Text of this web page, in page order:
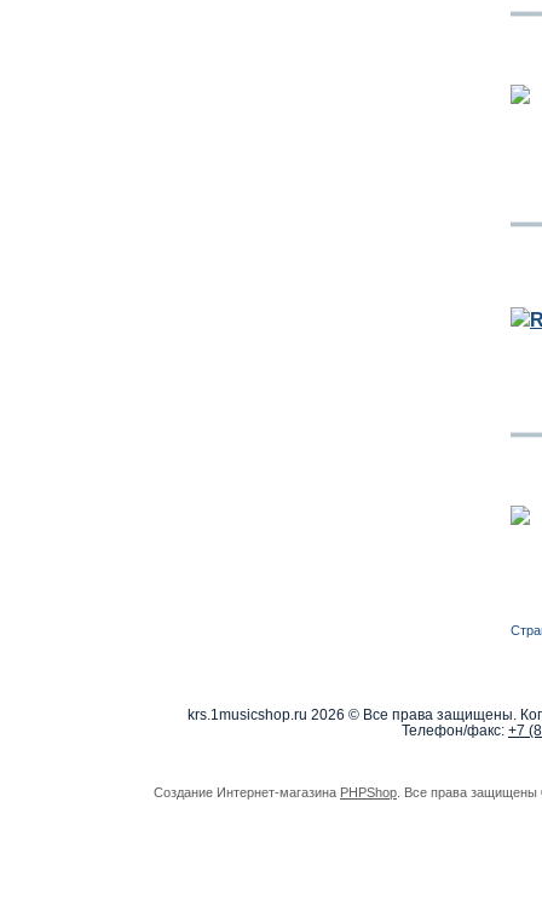
krs.1musicshop.ru 2026 © Все права защищены.
Телефон/факс: +7
Создание Интернет-магазина PHPShop . Все права защищены